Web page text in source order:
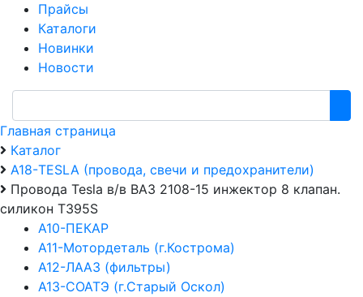
Прайсы
Каталоги
Новинки
Новости
Главная страница
Каталог
А18-TESLA (провода, свечи и предохранители)
Провода Tesla в/в ВАЗ 2108-15 инжектор 8 клапан.
силикон Т395S
А10-ПЕКАР
А11-Мотордеталь (г.Кострома)
А12-ЛААЗ (фильтры)
А13-СОАТЭ (г.Старый Оскол)